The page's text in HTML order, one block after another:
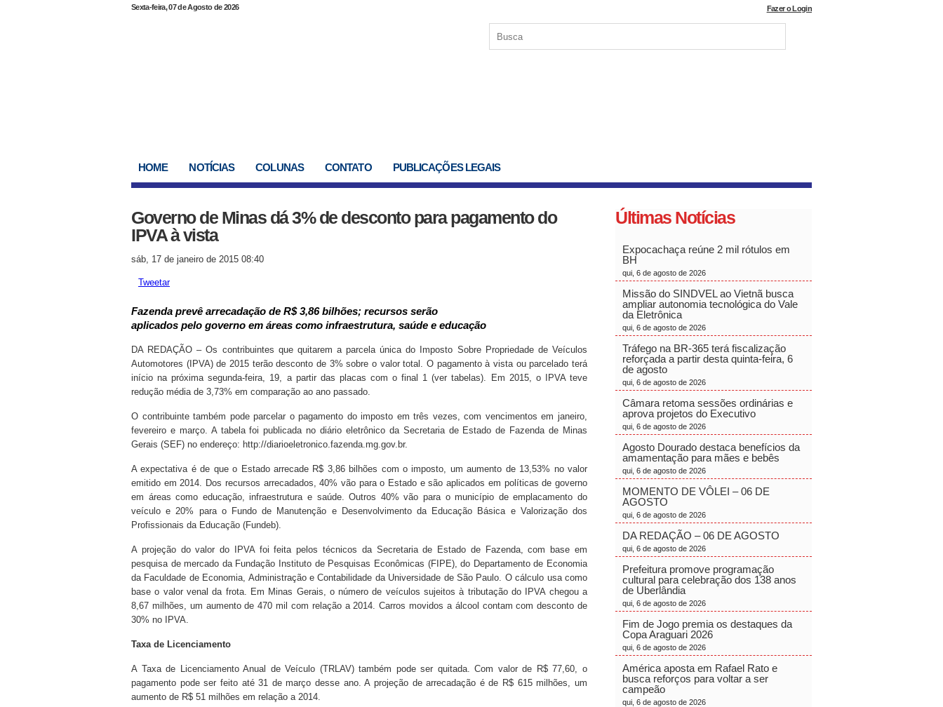
Sexta-feira, 07 de Agosto de 2026 Fazer o Login
HOME NOTÍCIAS COLUNAS CONTATO PUBLICAÇÕES LEGAIS
Governo de Minas dá 3% de desconto para pagamento do
IPVA à vista
sáb, 17 de janeiro de 2015 08:40
Tweetar
Fazenda prevê arrecadação de R$ 3,86 bilhões; recursos serão
aplicados pelo governo em áreas como infraestrutura, saúde e educação
DA REDAÇÃO – Os contribuintes que quitarem a parcela única do Imposto Sobre Propriedade de Veículos
Automotores (IPVA) de 2015 terão desconto de 3% sobre o valor total. O pagamento à vista ou parcelado terá
início na próxima segunda-feira, 19, a partir das placas com o final 1 (ver tabelas). Em 2015, o IPVA teve
redução média de 3,73% em comparação ao ano passado.
O contribuinte também pode parcelar o pagamento do imposto em três vezes, com vencimentos em janeiro,
fevereiro e março. A tabela foi publicada no diário eletrônico da Secretaria de Estado de Fazenda de Minas
Gerais (SEF) no endereço: http://diarioeletronico.fazenda.mg.gov.br.
A expectativa é de que o Estado arrecade R$ 3,86 bilhões com o imposto, um aumento de 13,53% no valor
emitido em 2014. Dos recursos arrecadados, 40% vão para o Estado e são aplicados em políticas de governo
em áreas como educação, infraestrutura e saúde. Outros 40% vão para o município de emplacamento do
veículo e 20% para o Fundo de Manutenção e Desenvolvimento da Educação Básica e Valorização dos
Profissionais da Educação (Fundeb).
A projeção do valor do IPVA foi feita pelos técnicos da Secretaria de Estado de Fazenda, com base em
pesquisa de mercado da Fundação Instituto de Pesquisas Econômicas (FIPE), do Departamento de Economia
da Faculdade de Economia, Administração e Contabilidade da Universidade de São Paulo. O cálculo usa como
base o valor venal da frota. Em Minas Gerais, o número de veículos sujeitos à tributação do IPVA chegou a
8,67 milhões, um aumento de 470 mil com relação a 2014. Carros movidos a álcool contam com desconto de
30% no IPVA.
Taxa de Licenciamento
A Taxa de Licenciamento Anual de Veículo (TRLAV) também pode ser quitada. Com valor de R$ 77,60, o
pagamento pode ser feito até 31 de março desse ano. A projeção de arrecadação é de R$ 615 milhões, um
aumento de R$ 51 milhões em relação a 2014.
Últimas Notícias
Expocachaça reúne 2 mil rótulos em
BH
qui, 6 de agosto de 2026
Missão do SINDVEL ao Vietnã busca
ampliar autonomia tecnológica do Vale
da Eletrônica
qui, 6 de agosto de 2026
Tráfego na BR-365 terá fiscalização
reforçada a partir desta quinta-feira, 6
de agosto
qui, 6 de agosto de 2026
Câmara retoma sessões ordinárias e
aprova projetos do Executivo
qui, 6 de agosto de 2026
Agosto Dourado destaca benefícios da
amamentação para mães e bebês
qui, 6 de agosto de 2026
MOMENTO DE VÔLEI – 06 DE
AGOSTO
qui, 6 de agosto de 2026
DA REDAÇÃO – 06 DE AGOSTO
qui, 6 de agosto de 2026
Prefeitura promove programação
cultural para celebração dos 138 anos
de Uberlândia
qui, 6 de agosto de 2026
Fim de Jogo premia os destaques da
Copa Araguari 2026
qui, 6 de agosto de 2026
América aposta em Rafael Rato e
busca reforços para voltar a ser
campeão
qui, 6 de agosto de 2026